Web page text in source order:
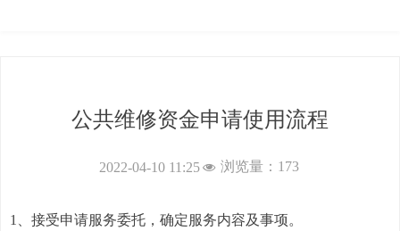
公共维修资金申请使用流程
2022-04-10 11:25넶 浏览量： 173
1、接受申请服务委托，确定服务内容及事项。